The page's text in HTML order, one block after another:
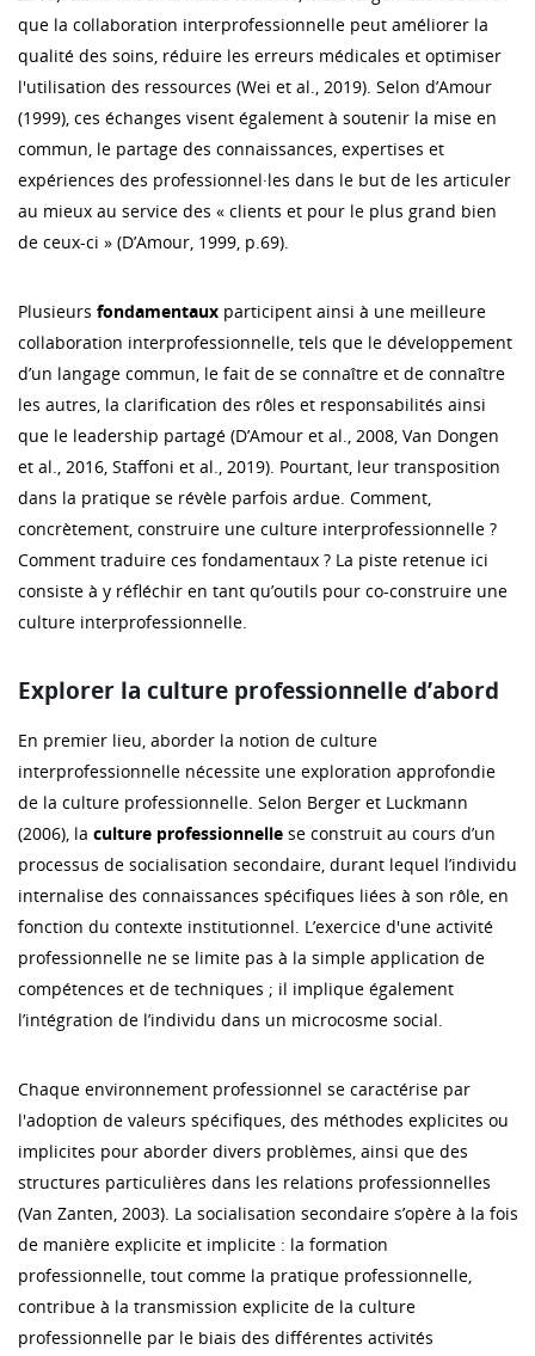
que la collaboration interprofessionnelle peut améliorer la
qualité des soins, réduire les erreurs médicales et optimiser
l'utilisation des ressources (Wei et al., 2019). Selon d’Amour
(1999), ces échanges visent également à soutenir la mise en
commun, le partage des connaissances, expertises et
expériences des professionnel·les dans le but de les articuler
au mieux au service des « clients et pour le plus grand bien
de ceux-ci » (D’Amour, 1999, p.69).
Plusieurs fondamentaux participent ainsi à une meilleure
collaboration interprofessionnelle, tels que le développement
d’un langage commun, le fait de se connaître et de connaître
les autres, la clarification des rôles et responsabilités ainsi
que le leadership partagé (D’Amour et al., 2008, Van Dongen
et al., 2016, Staffoni et al., 2019). Pourtant, leur transposition
dans la pratique se révèle parfois ardue. Comment,
concrètement, construire une culture interprofessionnelle ?
Comment traduire ces fondamentaux ? La piste retenue ici
consiste à y réfléchir en tant qu’outils pour co-construire une
culture interprofessionnelle.
Explorer la culture professionnelle d’abord
En premier lieu, aborder la notion de culture
interprofessionnelle nécessite une exploration approfondie
de la culture professionnelle. Selon Berger et Luckmann
(2006), la culture professionnelle se construit au cours d’un
processus de socialisation secondaire, durant lequel l’individu
internalise des connaissances spécifiques liées à son rôle, en
fonction du contexte institutionnel. L’exercice d'une activité
professionnelle ne se limite pas à la simple application de
compétences et de techniques ; il implique également
l’intégration de l’individu dans un microcosme social.
Chaque environnement professionnel se caractérise par
l'adoption de valeurs spécifiques, des méthodes explicites ou
implicites pour aborder divers problèmes, ainsi que des
structures particulières dans les relations professionnelles
(Van Zanten, 2003). La socialisation secondaire s’opère à la fois
de manière explicite et implicite : la formation
professionnelle, tout comme la pratique professionnelle,
contribue à la transmission explicite de la culture
professionnelle par le biais des différentes activités